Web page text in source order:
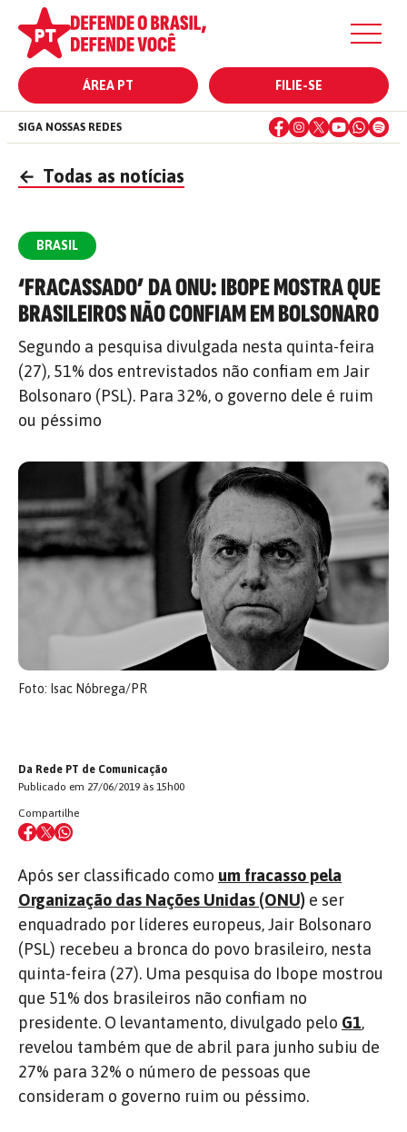
ÁREA PT FILIE-SE
SIGA NOSSAS REDES
← Todas as notícias
BRASIL
‘FRACASSADO’ DA ONU: IBOPE MOSTRA QUE
BRASILEIROS NÃO CONFIAM EM BOLSONARO
Segundo a pesquisa divulgada nesta quinta-feira
(27), 51% dos entrevistados não confiam em Jair
Bolsonaro (PSL). Para 32%, o governo dele é ruim
ou péssimo
Foto: Isac Nóbrega/PR
Da Rede PT de Comunicação
Publicado em 27/06/2019 às 15h00
Compartilhe
Após ser classificado como um fracasso pela
Organização das Nações Unidas (ONU) e ser
enquadrado por líderes europeus, Jair Bolsonaro
(PSL) recebeu a bronca do povo brasileiro, nesta
quinta-feira (27). Uma pesquisa do Ibope mostrou
que 51% dos brasileiros não confiam no
presidente. O levantamento, divulgado pelo G1,
revelou também que de abril para junho subiu de
27% para 32% o número de pessoas que
consideram o governo ruim ou péssimo.